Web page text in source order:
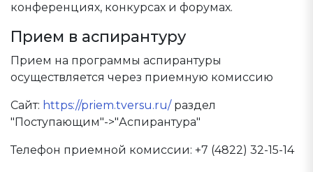
конференциях, конкурсах и форумах.
Прием в аспирантуру
Прием на программы аспирантуры
осуществляется через приемную комиссию
Сайт: https://priem.tversu.ru/раздел
"Поступающим"->"Аспирантура"
Телефон приемной комиссии: +7 (4822) 32-15-14